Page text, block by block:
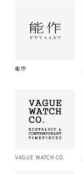
能作
VAGUE WATCH CO.